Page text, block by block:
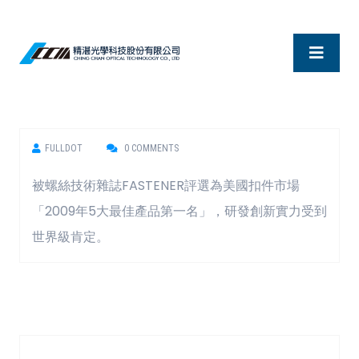
FULLDOT 0 COMMENTS
被螺絲技術雜誌FASTENER評選為美國扣件市場
「2009年5大最佳產品第一名」，研發創新實力受到
世界級肯定。